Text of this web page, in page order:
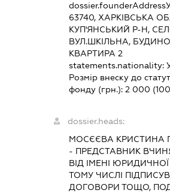
dossier.founderAddress
63740, ХАРКІВСЬКА
КУП'ЯНСЬКИЙ Р-Н,
ВУЛ.ШКІЛЬНА,
КВАРТИРА 2
statements.nationality:
Розмір внеску до
фонду (грн.): 2 000
dossier.heads:
МОСЄЄВА КРИСТИНА
- ПРЕДСТАВНИК
ВІД ІМЕНІ
ТОМУ ЧИСЛІ
ДОГОВОРИ ТОЩО,